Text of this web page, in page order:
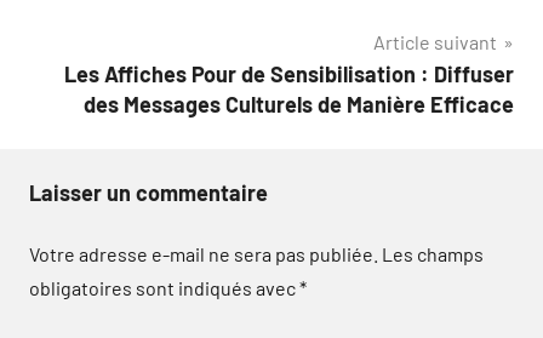
Article suivant
Les Affiches Pour de Sensibilisation : Diffuser
des Messages Culturels de Manière Efficace
Laisser un commentaire
Votre adresse e-mail ne sera pas publiée. Les champs
obligatoires sont indiqués avec*